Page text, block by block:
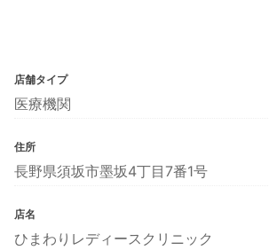
店舗タイプ
医療機関
住所
長野県須坂市墨坂4丁目7番1号
店名
ひまわりレディースクリニック